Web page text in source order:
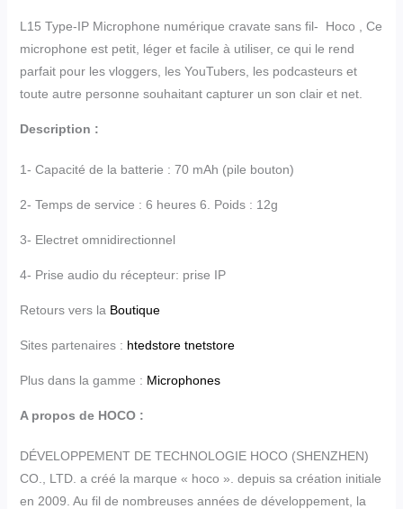
L15 Type-IP Microphone numérique cravate sans fil- Hoco , Ce
microphone est petit, léger et facile à utiliser, ce qui le rend
parfait pour les vloggers, les YouTubers, les podcasteurs et
toute autre personne souhaitant capturer un son clair et net.
Description :
1- Capacité de la batterie : 70 mAh (pile bouton)
2- Temps de service : 6 heures 6. Poids : 12g
3- Electret omnidirectionnel
4- Prise audio du récepteur: prise IP
Retours vers la Boutique
Sites partenaires : htedstore tnetstore
Plus dans la gamme : Microphones
A propos de HOCO :
DÉVELOPPEMENT DE TECHNOLOGIE HOCO (SHENZHEN)
CO., LTD. a créé la marque « hoco ». depuis sa création initiale
en 2009. Au fil de nombreuses années de développement, la